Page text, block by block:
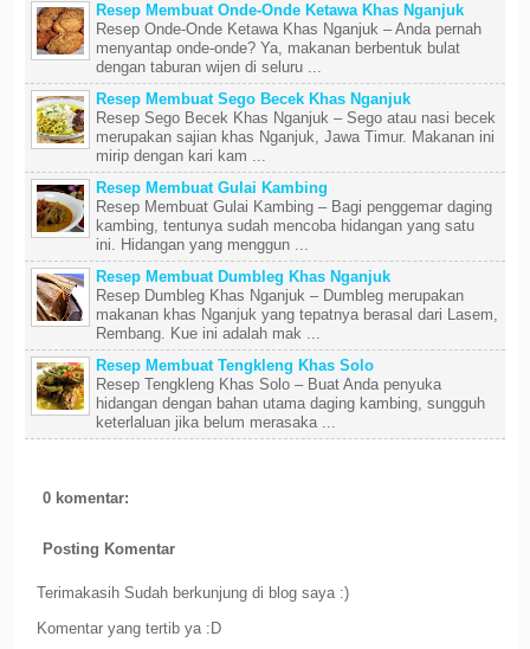
Resep Membuat Onde-Onde Ketawa Khas Nganjuk
Resep Onde-Onde Ketawa Khas Nganjuk – Anda pernah
menyantap onde-onde? Ya, makanan berbentuk bulat
dengan taburan wijen di seluru ...
Resep Membuat Sego Becek Khas Nganjuk
Resep Sego Becek Khas Nganjuk – Sego atau nasi becek
merupakan sajian khas Nganjuk, Jawa Timur. Makanan ini
mirip dengan kari kam ...
Resep Membuat Gulai Kambing
Resep Membuat Gulai Kambing – Bagi penggemar daging
kambing, tentunya sudah mencoba hidangan yang satu
ini. Hidangan yang menggun ...
Resep Membuat Dumbleg Khas Nganjuk
Resep Dumbleg Khas Nganjuk – Dumbleg merupakan
makanan khas Nganjuk yang tepatnya berasal dari Lasem,
Rembang. Kue ini adalah mak ...
Resep Membuat Tengkleng Khas Solo
Resep Tengkleng Khas Solo – Buat Anda penyuka
hidangan dengan bahan utama daging kambing, sungguh
keterlaluan jika belum merasaka ...
0 komentar:
Posting Komentar
Terimakasih Sudah berkunjung di blog saya :)
Komentar yang tertib ya :D